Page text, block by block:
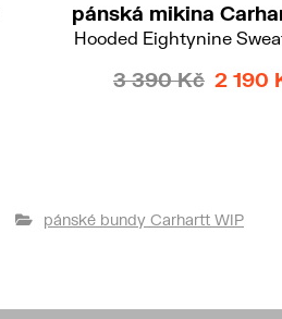
pánská mikina
Hooded Eightynine
3 390 Kč 2 190
pánské bundy Carhartt WIP